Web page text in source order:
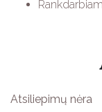
Atsiliepimų nėra